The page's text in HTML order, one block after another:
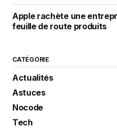
Apple rachète une
feuille de route produits
CATÉGORIE
Actualités
Astuces
Nocode
Tech